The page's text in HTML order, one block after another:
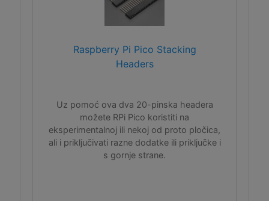
Raspberry Pi Pico Stacking
Headers
Uz pomoć ova dva 20-pinska headera
možete RPi Pico koristiti na
eksperimentalnoj ili nekoj od proto pločica,
ali i priključivati razne dodatke ili priključke i
s gornje strane.